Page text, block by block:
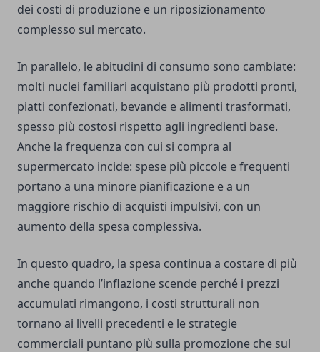
dei costi di produzione e un riposizionamento
complesso sul mercato.
In parallelo, le abitudini di consumo sono cambiate:
molti nuclei familiari acquistano più prodotti pronti,
piatti confezionati, bevande e alimenti trasformati,
spesso più costosi rispetto agli ingredienti base.
Anche la frequenza con cui si compra al
supermercato incide: spese più piccole e frequenti
portano a una minore pianificazione e a un
maggiore rischio di acquisti impulsivi, con un
aumento della spesa complessiva.
In questo quadro, la spesa continua a costare di più
anche quando l’inflazione scende perché i prezzi
accumulati rimangono, i costi strutturali non
tornano ai livelli precedenti e le strategie
commerciali puntano più sulla promozione che sul